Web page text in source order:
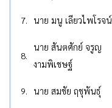
7. นาย มนู เลียวไพโรจน์
8.
นาย สันตศักย์ จรูญ
งามพิเชษฐ์
9. นาย สมชัย ฤชุพันธุ์